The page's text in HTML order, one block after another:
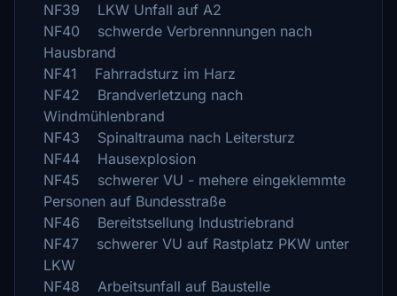
NF39 LKW Unfall auf A2
NF40 schwerde Verbrennnungen nach
Hausbrand
NF41 Fahrradsturz im Harz
NF42 Brandverletzung nach
Windmühlenbrand
NF43 Spinaltrauma nach Leitersturz
NF44 Hausexplosion
NF45 schwerer VU - mehere eingeklemmte
Personen auf Bundesstraße
NF46 Bereitstsellung Industriebrand
NF47 schwerer VU auf Rastplatz PKW unter
LKW
NF48 Arbeitsunfall auf Baustelle